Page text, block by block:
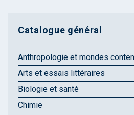
Catalogue général
Anthropologie et mondes
Arts et essais littéraires
Biologie et santé
Chimie